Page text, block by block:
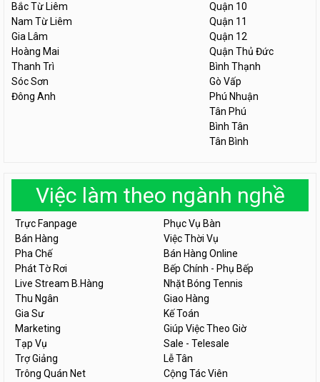
Bắc Từ Liêm
Nam Từ Liêm
Gia Lâm
Hoàng Mai
Thanh Trì
Sóc Sơn
Đông Anh
Quận 10
Quận 11
Quận 12
Quận Thủ Đức
Bình Thạnh
Gò Vấp
Phú Nhuận
Tân Phú
Bình Tân
Tân Bình
Việc làm theo ngành nghề
Trực Fanpage
Phục Vụ Bàn
Bán Hàng
Việc Thời Vụ
Pha Chế
Bán Hàng Online
Phát Tờ Rơi
Bếp Chính - Phụ Bếp
Live Stream B.Hàng
Nhặt Bóng Tennis
Thu Ngân
Giao Hàng
Gia Sư
Kế Toán
Marketing
Giúp Việc Theo Giờ
Tạp Vụ
Sale - Telesale
Trợ Giảng
Lễ Tân
Trông Quán Net
Cộng Tác Viên